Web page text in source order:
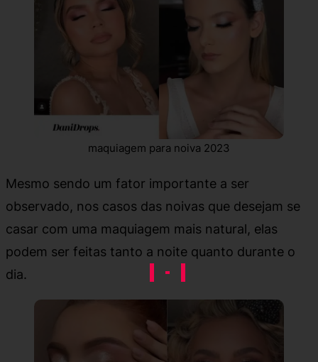
maquiagem para noiva 2023
Mesmo sendo um fator importante a ser
observado, nos casos das noivas que desejam se
casar com uma maquiagem mais natural, elas
podem ser feitas tanto a noite quanto durante o
dia.